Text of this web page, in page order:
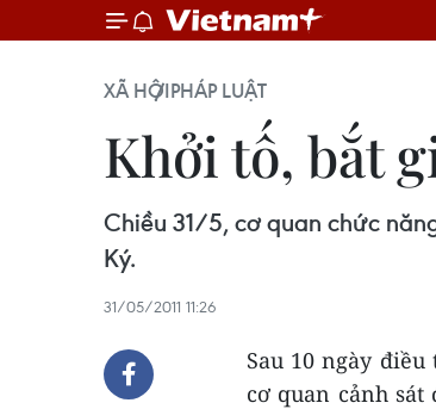
XÃ HỘIPHÁP LUẬT
Khởi tố, bắt
Chiều 31/5, cơ quan chức
Ký.
31/05/2011 11:26
Sau 10 ngày
cơ quan cảnh